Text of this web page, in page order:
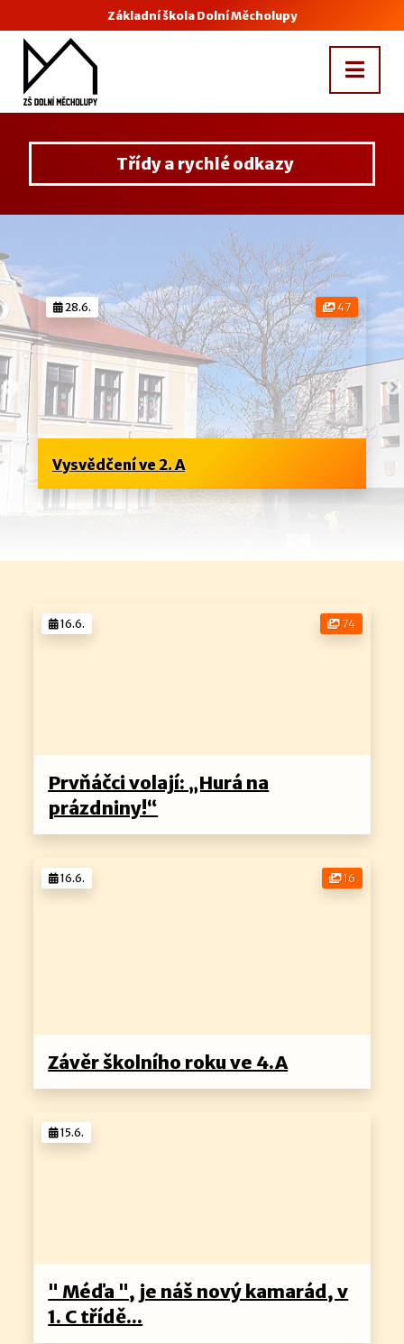
Základní škola Dolní Měcholupy
Třídy a rychlé odkazy
Vysvědčení ve 2. A
47
28.6.
Prvňáčci volají: „Hurá na
prázdniny!“
74
16.6.
Závěr školního roku ve 4.A
16
16.6.
" Méďa ", je náš nový kamarád, v
1. C třídě...
15.6.